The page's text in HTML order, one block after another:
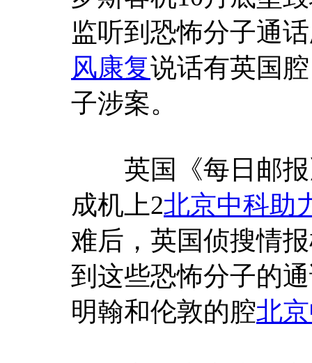
监听到恐怖分子通
风康复说话有英国
子涉案。
英国《每日邮报
成机上2北京中科助
难后，英国侦搜情
到这些恐怖分子的
明翰和伦敦的腔北